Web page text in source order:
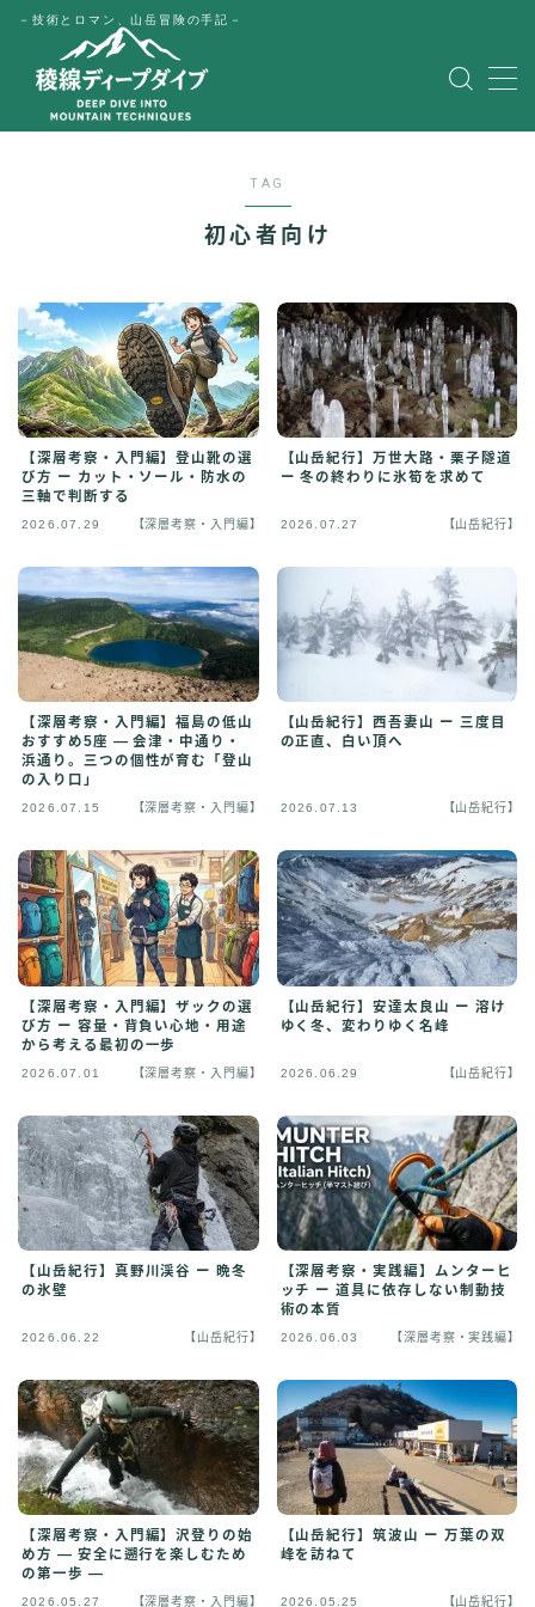
－技術とロマン、山岳冒険の手記－
MENU
Japanese
TAG
初心者向け
【深層考察・入門編】登山靴の選
び方 ー カット・ソール・防水の
三軸で判断する
2026.07.29 【深層考察・入門編】
【山岳紀行】万世大路・栗子隧道
ー 冬の終わりに氷筍を求めて
2026.07.27 【山岳紀行】
【深層考察・入門編】福島の低山
おすすめ5座 ― 会津・中通り・
浜通り。三つの個性が育む「登山
の入り口」
2026.07.15 【深層考察・入門編】
【山岳紀行】西吾妻山 ー 三度目
の正直、白い頂へ
2026.07.13 【山岳紀行】
【深層考察・入門編】ザックの選
び方 ー 容量・背負い心地・用途
から考える最初の一歩
2026.07.01 【深層考察・入門編】
【山岳紀行】安達太良山 ー 溶け
ゆく冬、変わりゆく名峰
2026.06.29 【山岳紀行】
【山岳紀行】真野川渓谷 ー 晩冬
の氷壁
2026.06.22 【山岳紀行】
【深層考察・実践編】ムンターヒ
ッチ ー 道具に依存しない制動技
術の本質
2026.06.03 【深層考察・実践編】
【深層考察・入門編】沢登りの始
め方 ― 安全に遡行を楽しむため
の第一歩 ―
2026.05.27 【深層考察・入門編】
【山岳紀行】筑波山 ー 万葉の双
峰を訪ねて
2026.05.25 【山岳紀行】